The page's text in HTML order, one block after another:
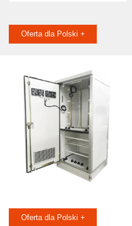
Oferta dla Polski +
Oferta dla Polski +